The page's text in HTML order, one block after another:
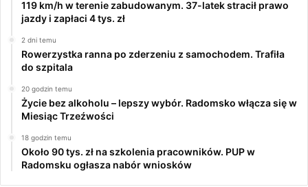
119 km/h w terenie zabudowanym. 37-latek stracił prawo
jazdy i zapłaci 4 tys. zł
2 dni temu
Rowerzystka ranna po zderzeniu z samochodem. Trafiła
do szpitala
20 godzin temu
Życie bez alkoholu – lepszy wybór. Radomsko włącza się w
Miesiąc Trzeźwości
18 godzin temu
Około 90 tys. zł na szkolenia pracowników. PUP w
Radomsku ogłasza nabór wniosków